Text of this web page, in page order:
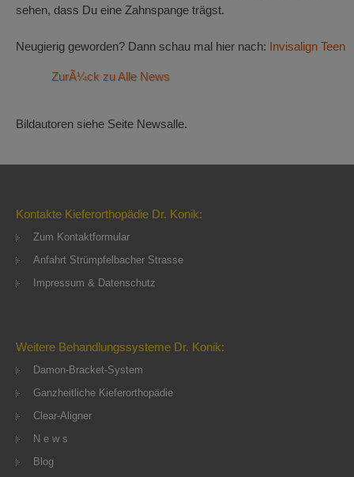
sehen, dass Du eine Zahnspange trägst.
Neugierig geworden? Dann schau mal hier nach: Invisalign Teen
ZurÃ¼ck zu Alle News
Bildautoren siehe Seite Newsalle.
Kontakte Kieferorthopädie Dr. Konik:
Zum Kontaktformular
Anfahrt Strümpfelbacher Strasse
Impressum & Datenschutz
Weitere Behandlungssysteme Dr. Konik:
Damon-Bracket-System
Ganzheitliche Kieferorthopädie
Clear-Aligner
N e w s
Blog